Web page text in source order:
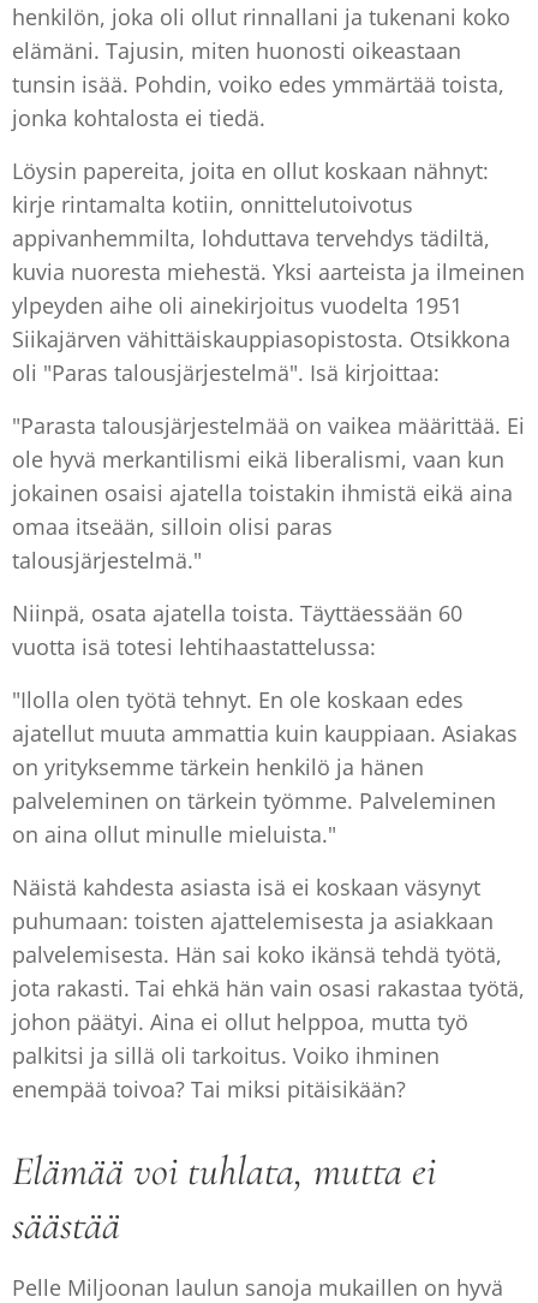
henkilön, joka oli ollut rinnallani ja tukenani koko
elämäni. Tajusin, miten huonosti oikeastaan
tunsin isää. Pohdin, voiko edes ymmärtää toista,
jonka kohtalosta ei tiedä.
Löysin papereita, joita en ollut koskaan nähnyt:
kirje rintamalta kotiin, onnittelutoivotus
appivanhemmilta, lohduttava tervehdys tädiltä,
kuvia nuoresta miehestä. Yksi aarteista ja ilmeinen
ylpeyden aihe oli ainekirjoitus vuodelta 1951
Siikajärven vähittäiskauppiasopistosta. Otsikkona
oli "Paras talousjärjestelmä". Isä kirjoittaa:
"Parasta talousjärjestelmää on vaikea määrittää. Ei
ole hyvä merkantilismi eikä liberalismi, vaan kun
jokainen osaisi ajatella toistakin ihmistä eikä aina
omaa itseään, silloin olisi paras
talousjärjestelmä."
Niinpä, osata ajatella toista. Täyttäessään 60
vuotta isä totesi lehtihaastattelussa:
"Ilolla olen työtä tehnyt. En ole koskaan edes
ajatellut muuta ammattia kuin kauppiaan. Asiakas
on yrityksemme tärkein henkilö ja hänen
palveleminen on tärkein työmme. Palveleminen
on aina ollut minulle mieluista."
Näistä kahdesta asiasta isä ei koskaan väsynyt
puhumaan: toisten ajattelemisesta ja asiakkaan
palvelemisesta. Hän sai koko ikänsä tehdä työtä,
jota rakasti. Tai ehkä hän vain osasi rakastaa työtä,
johon päätyi. Aina ei ollut helppoa, mutta työ
palkitsi ja sillä oli tarkoitus. Voiko ihminen
enempää toivoa? Tai miksi pitäisikään?
Elämää voi tuhlata, mutta ei
säästää
Pelle Miljoonan laulun sanoja mukaillen on hyvä